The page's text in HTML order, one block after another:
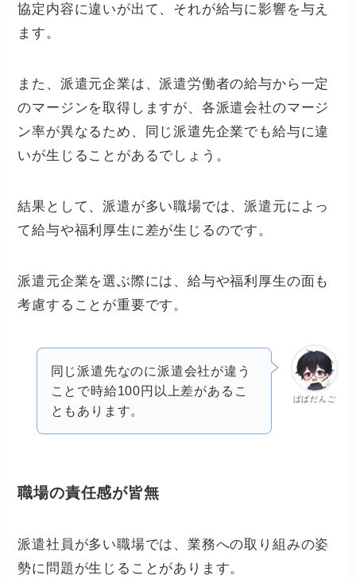
協定内容に違いが出て、それが給与に影響を与え
ます。
また、派遣元企業は、派遣労働者の給与から一定
のマージンを取得しますが、各派遣会社のマージ
ン率が異なるため、同じ派遣先企業でも給与に違
いが生じることがあるでしょう。
結果として、派遣が多い職場では、派遣元によっ
て給与や福利厚生に差が生じるのです。
派遣元企業を選ぶ際には、給与や福利厚生の面も
考慮することが重要です。
ぱぱだんご
同じ派遣先なのに派遣会社が違う
ことで時給100円以上差があるこ
ともあります。
職場の責任感が皆無
派遣社員が多い職場では、業務への取り組みの姿
勢に問題が生じることがあります。